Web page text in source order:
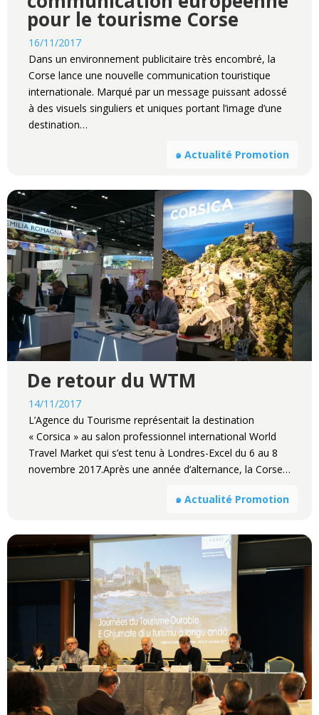
pour le tourisme Corse
16/11/2017
Dans un environnement publicitaire très encombré, la
Corse lance une nouvelle communication touristique
internationale. Marqué par un message puissant adossé
à des visuels singuliers et uniques portant l’image d’une
destination…
๑ Actualité Promotion
De retour du WTM
14/11/2017
L’Agence du Tourisme représentait la destination
« Corsica » au salon professionnel international World
Travel Market qui s’est tenu à Londres-Excel du 6 au 8
novembre 2017.Après une année d’alternance, la Corse…
๑ Actualité Promotion